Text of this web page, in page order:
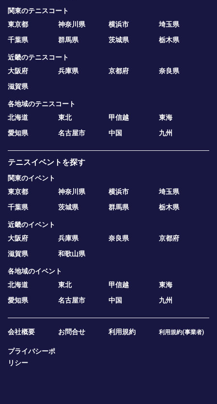
関東のテニスコート
東京都
神奈川県 横浜市
埼玉県
千葉県
群馬県 茨城県 栃木県
近畿のテニスコート
大阪府
兵庫県 京都府
奈良県
滋賀県
各地域のテニスコート
北海道
東北 甲信越
東海
愛知県
名古屋市 中国 九州
テニスイベントを探す
関東のイベント
東京都
神奈川県 横浜市
埼玉県
千葉県
茨城県 群馬県 栃木県
近畿のイベント
大阪府
兵庫県 奈良県
京都府
滋賀県
和歌山県
各地域のイベント
北海道
東北 甲信越
東海
愛知県
名古屋市 中国 九州
会社概要 お問合せ 利用規約 利用規約(事業者)
プライバシーポ
リシー